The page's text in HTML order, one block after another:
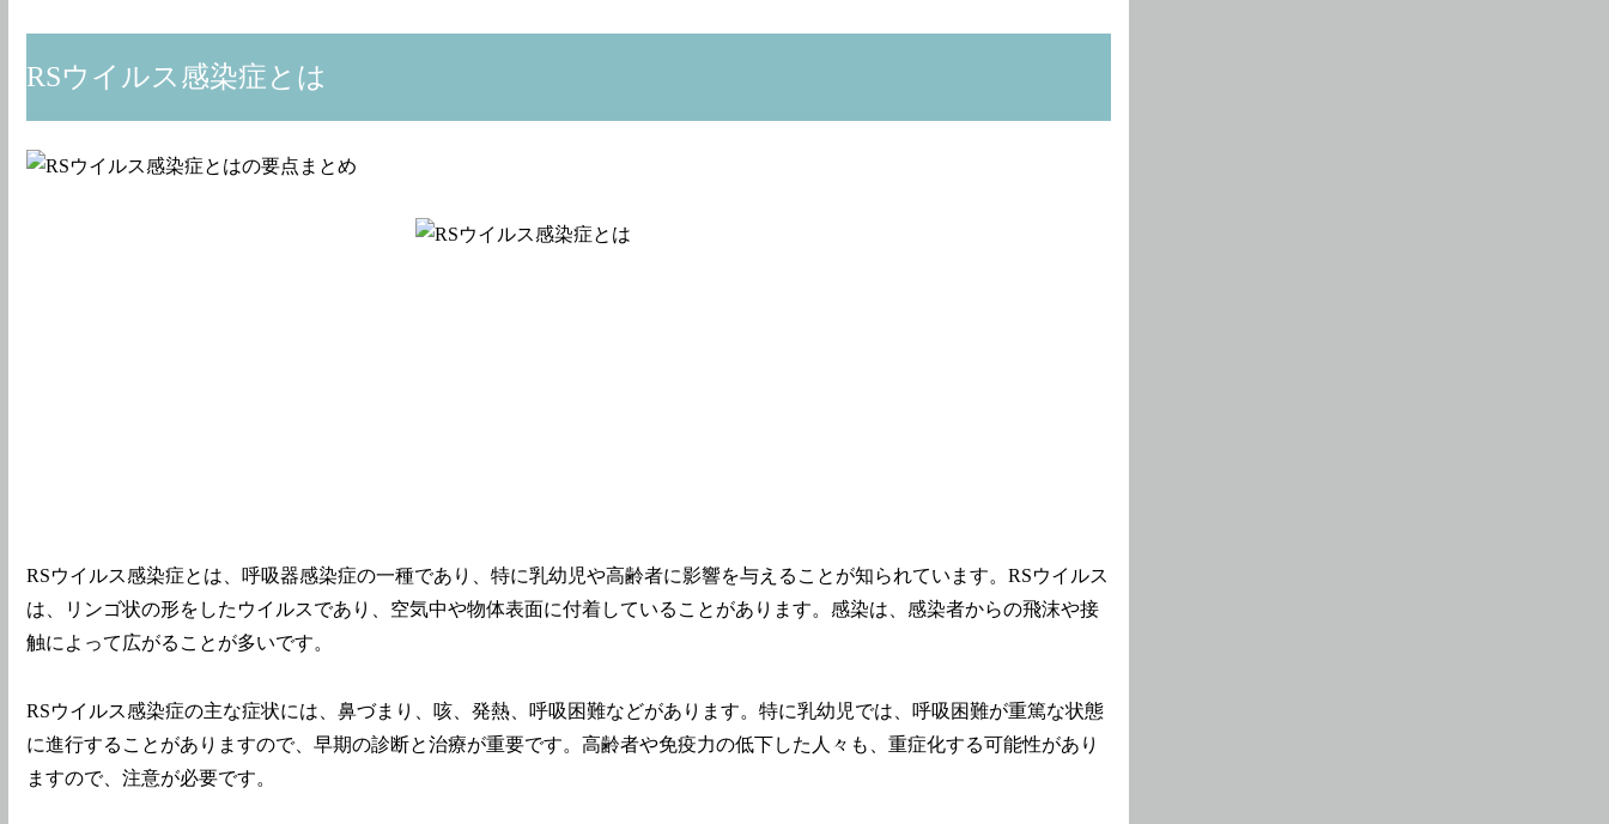
RSウイルス感染症とは
RSウイルス感染症とは、呼吸器感染症の一種であり、特に乳幼児や高齢者に影響を与えることが知られています。RSウイルス
は、リンゴ状の形をしたウイルスであり、空気中や物体表面に付着していることがあります。感染は、感染者からの飛沫や接
触によって広がることが多いです。
RSウイルス感染症の主な症状には、鼻づまり、咳、発熱、呼吸困難などがあります。特に乳幼児では、呼吸困難が重篤な状態
に進行することがありますので、早期の診断と治療が重要です。高齢者や免疫力の低下した人々も、重症化する可能性があり
ますので、注意が必要です。